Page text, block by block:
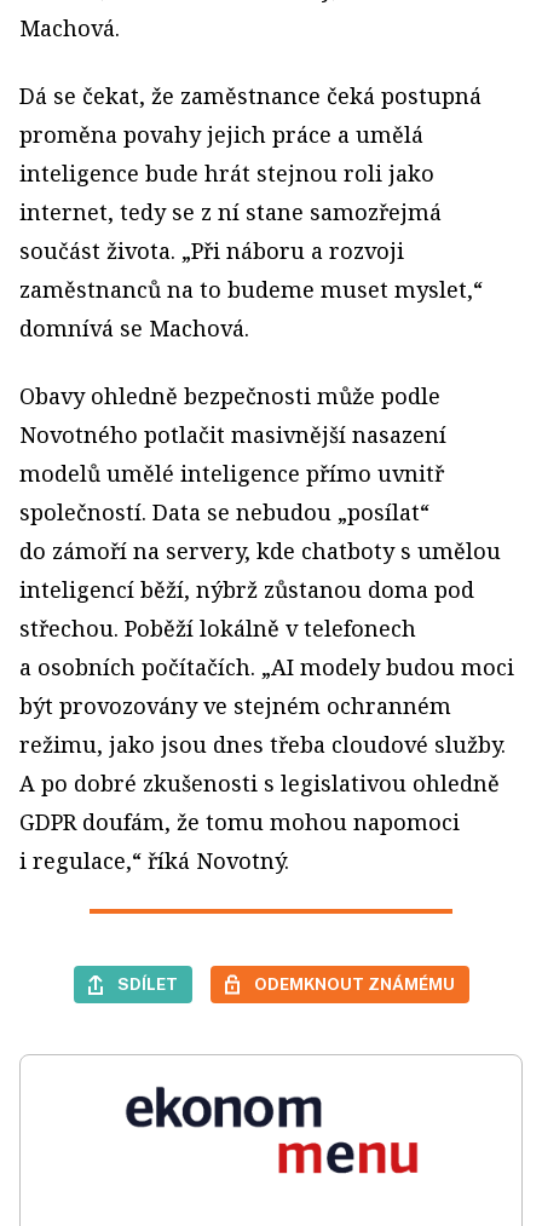
Machová.
Dá se čekat, že zaměstnance čeká postupná
proměna povahy jejich práce a umělá
inteligence bude hrát stejnou roli jako
internet, tedy se z ní stane samozřejmá
součást života. „Při náboru a rozvoji
zaměstnanců na to budeme muset myslet,“
domnívá se Machová.
Obavy ohledně bezpečnosti může podle
Novotného potlačit masivnější nasazení
modelů umělé inteligence přímo uvnitř
společností. Data se nebudou „posílat“
do zámoří na servery, kde chatboty s umělou
inteligencí běží, nýbrž zůstanou doma pod
střechou. Poběží lokálně v telefonech
a osobních počítačích. „AI modely budou moci
být provozovány ve stejném ochranném
režimu, jako jsou dnes třeba cloudové služby.
A po dobré zkušenosti s legislativou ohledně
GDPR doufám, že tomu mohou napomoci
i regulace,“ říká Novotný.
SDÍLET ODEMKNOUT ZNÁMÉMU